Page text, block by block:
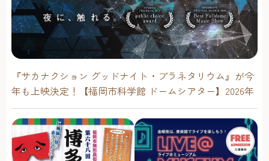
『サカナクション グッドナイト・プラネタリウム』が今
年も上映決定！【福岡市科学館 ドームシアター】2026年